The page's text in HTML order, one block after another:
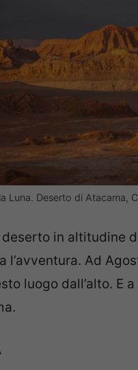
Luna. Deserto di Atacama,
in altitudine
l’avventura. Ad
luogo dall’alto. E